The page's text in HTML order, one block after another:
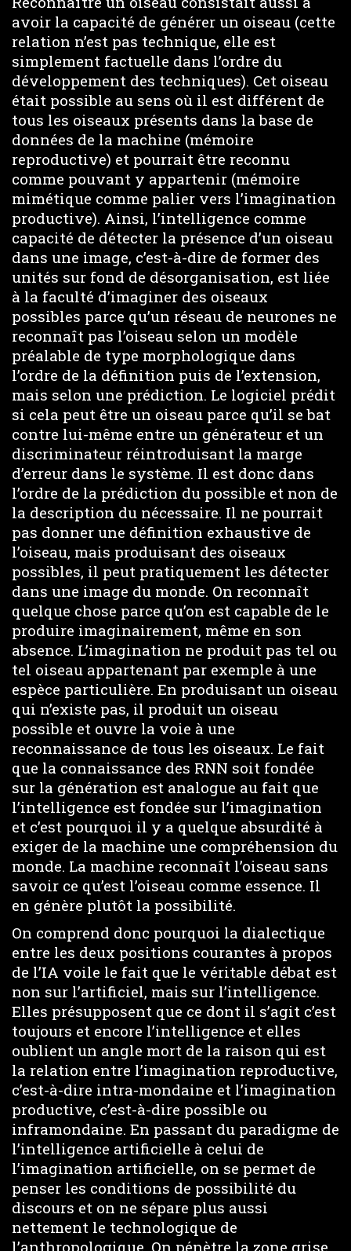
avoir la capacité de générer un oiseau (cette
relation n’est pas technique, elle est
simplement factuelle dans l’ordre du
développement des techniques). Cet oiseau
était possible au sens où il est différent de
tous les oiseaux présents dans la base de
données de la machine (mémoire
reproductive) et pourrait être reconnu
comme pouvant y appartenir (mémoire
mimétique comme palier vers l’imagination
productive). Ainsi, l’intelligence comme
capacité de détecter la présence d’un oiseau
dans une image, c’est-à-dire de former des
unités sur fond de désorganisation, est liée
à la faculté d’imaginer des oiseaux
possibles parce qu’un réseau de neurones ne
reconnaît pas l’oiseau selon un modèle
préalable de type morphologique dans
l’ordre de la définition puis de l’extension,
mais selon une prédiction. Le logiciel prédit
si cela peut être un oiseau parce qu’il se bat
contre lui-même entre un générateur et un
discriminateur réintroduisant la marge
d’erreur dans le système. Il est donc dans
l’ordre de la prédiction du possible et non de
la description du nécessaire. Il ne pourrait
pas donner une définition exhaustive de
l’oiseau, mais produisant des oiseaux
possibles, il peut pratiquement les détecter
dans une image du monde. On reconnaît
quelque chose parce qu’on est capable de le
produire imaginairement, même en son
absence. L’imagination ne produit pas tel ou
tel oiseau appartenant par exemple à une
espèce particulière. En produisant un oiseau
qui n’existe pas, il produit un oiseau
possible et ouvre la voie à une
reconnaissance de tous les oiseaux. Le fait
que la connaissance des RNN soit fondée
sur la génération est analogue au fait que
l’intelligence est fondée sur l’imagination
et c’est pourquoi il y a quelque absurdité à
exiger de la machine une compréhension du
monde. La machine reconnaît l’oiseau sans
savoir ce qu’est l’oiseau comme essence. Il
en génère plutôt la possibilité.
On comprend donc pourquoi la dialectique
entre les deux positions courantes à propos
de l’IA voile le fait que le véritable débat est
non sur l’artificiel, mais sur l’intelligence.
Elles présupposent que ce dont il s’agit c’est
toujours et encore l’intelligence et elles
oublient un angle mort de la raison qui est
la relation entre l’imagination reproductive,
c’est-à-dire intra-mondaine et l’imagination
productive, c’est-à-dire possible ou
inframondaine. En passant du paradigme de
l’intelligence artificielle à celui de
l’imagination artificielle, on se permet de
penser les conditions de possibilité du
discours et on ne sépare plus aussi
nettement le technologique de
l’anthropologique. On pénètre la zone grise